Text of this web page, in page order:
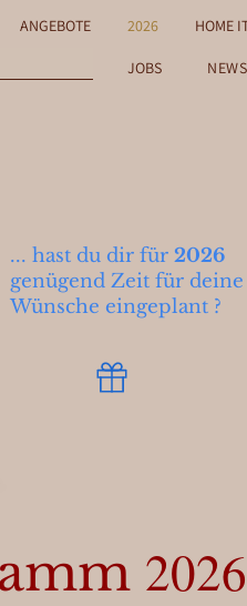
ANGEBOTE 2026 HOME
JOBS NEWS
... hast du dir für 2026
genügend Zeit für deine
Wünsche eingeplant ?
2026